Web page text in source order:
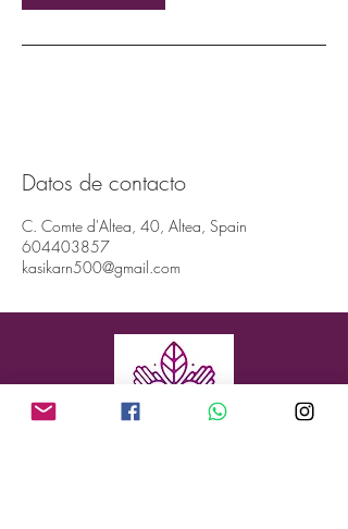
Datos de contacto
C. Comte d'Altea, 40, Altea, Spain
604403857
kasikarn500@gmail.com